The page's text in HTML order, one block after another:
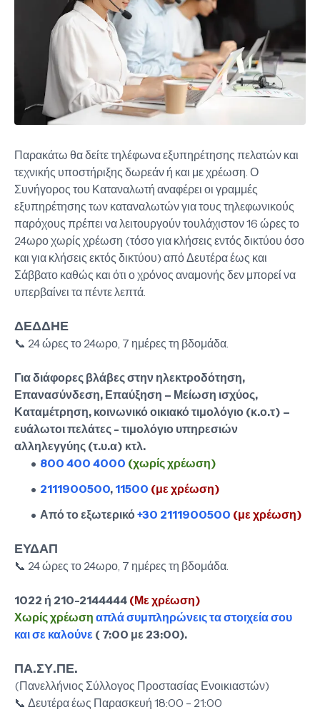
Παρακάτω θα δείτε τηλέφωνα εξυπηρέτησης πελατών και
τεχνικής υποστήριξης δωρεάν ή και με χρέωση. Ο
Συνήγορος του Καταναλωτή αναφέρει οι γραμμές
εξυπηρέτησης των καταναλωτών για τους τηλεφωνικούς
παρόχους πρέπει να λειτουργούν τουλάχιστον 16 ώρες το
24ωρο χωρίς χρέωση (τόσο για κλήσεις εντός δικτύου όσο
και για κλήσεις εκτός δικτύου) από Δευτέρα έως και
Σάββατο καθώς και ότι ο χρόνος αναμονής δεν μπορεί να
υπερβαίνει τα πέντε λεπτά.
ΔΕΔΔΗΕ
📞 24 ώρες το 24ωρο, 7 ημέρες τη βδομάδα.
Για διάφορες βλάβες στην ηλεκτροδότηση,
Επανασύνδεση, Επαύξηση – Μείωση ισχύος,
Καταμέτρηση, κοινωνικό οικιακό τιμολόγιο (κ.ο.τ) –
ευάλωτοι πελάτες - τιμολόγιο υπηρεσιών
αλληλεγγύης (τ.υ.α) κτλ.
800 400 4000 (χωρίς χρέωση)
2111900500, 11500 (με χρέωση)
Από το εξωτερικό+30 2111900500 (με χρέωση)
ΕΥΔΑΠ
📞 24 ώρες το 24ωρο, 7 ημέρες τη βδομάδα.
1022 ή 210-2144444 (Με χρέωση)
Χωρίς χρέωση απλά συμπληρώνεις τα στοιχεία σου
και σε καλούνε ( 7:00 με 23:00).
ΠΑ.ΣΥ.ΠΕ.
(Πανελλήνιος Σύλλογος Προστασίας Ενοικιαστών)
📞 Δευτέρα έως Παρασκευή 18:00 - 21:00